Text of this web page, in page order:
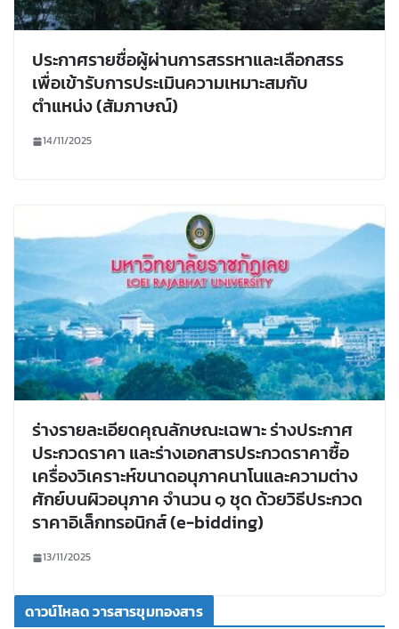
ประกาศรายชื่อผู้ผ่านการสรรหาและเลือกสรร
เพื่อเข้ารับการประเมินความเหมาะสมกับ
ตำแหน่ง (สัมภาษณ์)
14/11/2025
ร่างรายละเอียดคุณลักษณะเฉพาะ ร่างประกาศ
ประกวดราคา และร่างเอกสารประกวดราคาซื้อ
เครื่องวิเคราะห์ขนาดอนุภาคนาโนและความต่าง
ศักย์บนผิวอนุภาค จำนวน ๑ ชุด ด้วยวิธีประกวด
ราคาอิเล็กทรอนิกส์ (e-bidding)
13/11/2025
ดาวน์โหลด วารสารขุมทองสาร